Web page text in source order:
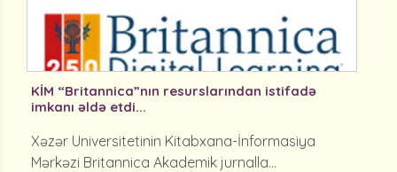
KİM “Britannica”nın resurslarından istifadə
imkanı əldə etdi...
Xəzər Universitetinin Kitabxana-İnformasiya
Mərkəzi Britannica Akademik jurnalla...